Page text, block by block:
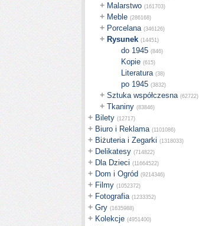
+ Malarstwo (161703)
+ Meble (286168)
+ Porcelana (346126)
+ Rysunek (14451)
do 1945 (846)
Kopie (615)
Literatura (38)
po 1945 (3832)
+ Sztuka współczesna (62722)
+ Tkaniny (83846)
+ Bilety (12717)
+ Biuro i Reklama (1101086)
+ Biżuteria i Zegarki (1318033)
+ Delikatesy (714822)
+ Dla Dzieci (11664522)
+ Dom i Ogród (9214346)
+ Filmy (1052372)
+ Fotografia (1233352)
+ Gry (1635988)
+ Kolekcje (4951400)